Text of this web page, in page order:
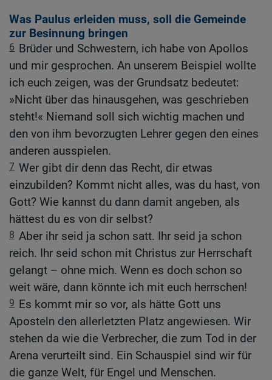
Was Paulus erleiden muss, soll die Gemeinde
zur Besinnung bringen
6 Brüder und Schwestern, ich habe von Apollos
und mir gesprochen. An unserem Beispiel wollte
ich euch zeigen, was der Grundsatz bedeutet:
»Nicht über das hinausgehen, was geschrieben
steht!« Niemand soll sich wichtig machen und
den von ihm bevorzugten Lehrer gegen den eines
anderen ausspielen.
7 Wer gibt dir denn das Recht, dir etwas
einzubilden? Kommt nicht alles, was du hast, von
Gott? Wie kannst du dann damit angeben, als
hättest du es von dir selbst?
8 Aber ihr seid ja schon satt. Ihr seid ja schon
reich. Ihr seid schon mit Christus zur Herrschaft
gelangt – ohne mich. Wenn es doch schon so
weit wäre, dann könnte ich mit euch herrschen!
9 Es kommt mir so vor, als hätte Gott uns
Aposteln den allerletzten Platz angewiesen. Wir
stehen da wie die Verbrecher, die zum Tod in der
Arena verurteilt sind. Ein Schauspiel sind wir für
die ganze Welt, für Engel und Menschen.